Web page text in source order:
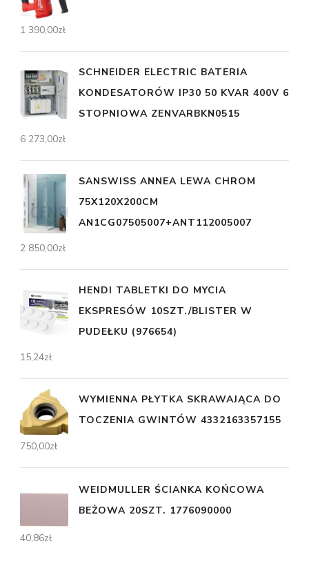
1 390,00zł
SCHNEIDER ELECTRIC BATERIA
KONDESATORÓW IP30 50 KVAR 400V 6
STOPNIOWA ZENVARBKN0515
6 273,00zł
SANSWISS ANNEA LEWA CHROM
75X120X200CM
AN1CG07505007+ANT112005007
2 850,00zł
HENDI TABLETKI DO MYCIA
EKSPRESÓW 10SZT./BLISTER W
PUDEŁKU (976654)
15,24zł
WYMIENNA PŁYTKA SKRAWAJĄCA DO
TOCZENIA GWINTÓW 4332163357155
750,00zł
WEIDMULLER ŚCIANKA KOŃCOWA
BEŻOWA 20SZT. 1776090000
40,86zł